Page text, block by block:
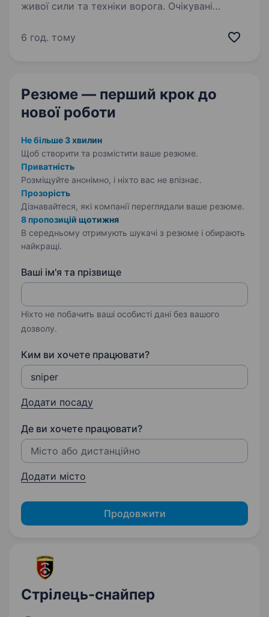
живої сили та техніки ворога. Очікувані
на полі бою; вміння влучно стріляти; виконання
6 год. тому
Резюме — перший крок до
нової роботи
Не більше 3 хвилин
Щоб створити та розмістити ваше резюме.
Приватність
Розміщуйте анонімно, і ніхто вас не впізнає.
Прозорість
Дізнавайтеся, які компанії переглядали ваше резюме.
8 пропозицій щотижня
В середньому отримують шукачі з резюме і обирають
найкращі.
Ваші ім'я та прізвище
Ніхто не побачить ваші особисті дані без вашого
дозволу.
Ким ви хочете працювати?
Додати посаду
Де ви хочете працювати?
Додати місто
Продовжити
Стрілець-снайпер